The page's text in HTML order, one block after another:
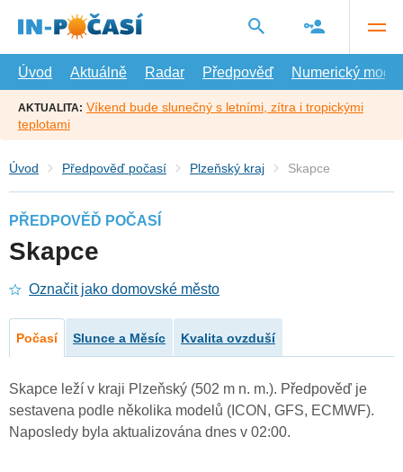
hlavní
Úvod
Aktuálně Radar Předpověď Numerický model
AKTUALITA: Víkend bude slunečný s letními, zítra i tropickými
teplotami
Úvod Předpověď počasí Plzeňský kraj Skapce
PŘEDPOVĚĎ POČASÍ
Skapce
Označit jako domovské město
Počasí Slunce a Měsíc Kvalita ovzduší
Skapce leží v kraji Plzeňský (502 m n. m.). Předpověď je
sestavena podle několika modelů (ICON, GFS, ECMWF).
Naposledy byla aktualizována dnes v 02:00.